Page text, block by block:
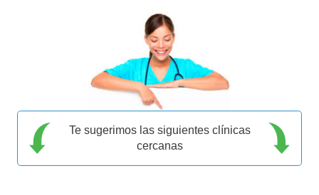
Te sugerimos las siguientes clínicas
cercanas